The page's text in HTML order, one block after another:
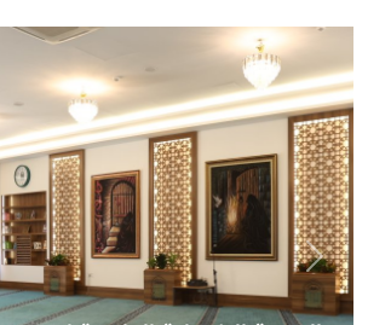
المختبرات الهندسية
الشريحة السابقة